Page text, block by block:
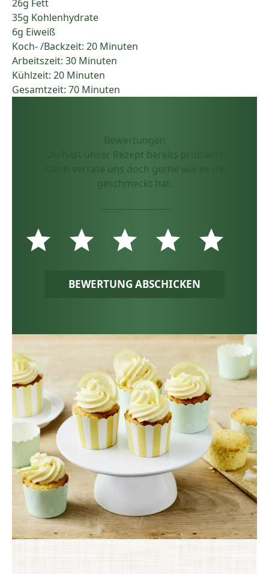
26g Fett
35g Kohlenhydrate
6g Eiweiß
Koch- /Backzeit: 20 Minuten
Arbeitszeit: 30 Minuten
Kühlzeit: 20 Minuten
Gesamtzeit: 70 Minuten
Bewertungen
Du hast unser Rezept bereits probiert?
Dann verrate uns doch gerne wie es dir
geschmeckt hat.
BEWERTUNG ABSCHICKEN